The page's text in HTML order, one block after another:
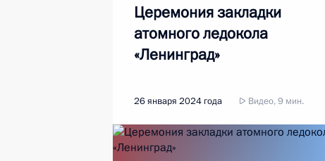
Церемония закладки
атомного ледокола
«Ленинград»
26 января 2024 года Видео, 9 мин.